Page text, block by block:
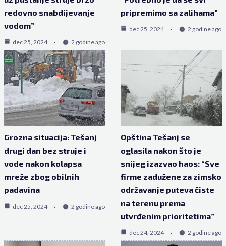
redovno snabdijevanje
vodom”
dec 25, 2024 2 godine ago
pripremimo sa zalihama”
dec 25, 2024 2 godine ago
Grozna situacija: Tešanj
drugi dan bez struje i
vode nakon kolapsa
mreže zbog obilnih
padavina
dec 25, 2024 2 godine ago
Opština Tešanj se
oglasila nakon što je
snijeg izazvao haos: “Sve
firme zadužene za zimsko
održavanje puteva čiste
na terenu prema
utvrđenim prioritetima”
dec 24, 2024 2 godine ago